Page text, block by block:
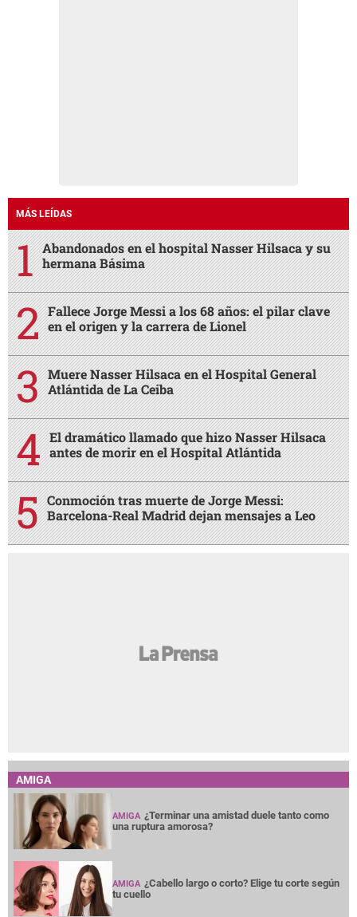
MÁS LEÍDAS
Abandonados en el hospital Nasser Hilsaca y su
hermana Básima
Fallece Jorge Messi a los 68 años: el pilar clave
en el origen y la carrera de Lionel
Muere Nasser Hilsaca en el Hospital General
Atlántida de La Ceiba
El dramático llamado que hizo Nasser Hilsaca
antes de morir en el Hospital Atlántida
Conmoción tras muerte de Jorge Messi:
Barcelona-Real Madrid dejan mensajes a Leo
AMIGA
AMIGA ¿Terminar una amistad duele tanto como
una ruptura amorosa?
AMIGA ¿Cabello largo o corto? Elige tu corte según
tu cuello